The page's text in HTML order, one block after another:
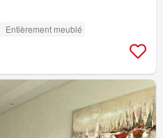
Entièrement meublé